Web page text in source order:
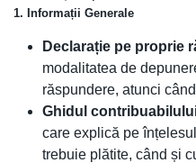
1. Informații Generale
Declarație pe proprie
modalitatea de
răspundere, atunci
Ghidul
care explică pe
trebuie plătite, când și